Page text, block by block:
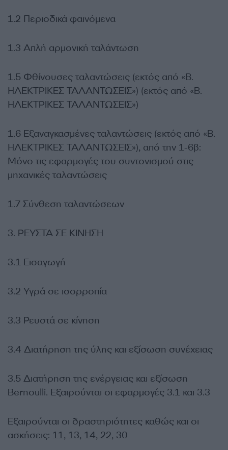
1.2 Περιοδικά φαινόμενα
1.3 Απλή αρμονική ταλάντωση
1.5 Φθίνουσες ταλαντώσεις (εκτός από «Β.
ΗΛΕΚΤΡΙΚΕΣ ΤΑΛΑΝΤΩΣΕΙΣ») (εκτός από «Β.
ΗΛΕΚΤΡΙΚΕΣ ΤΑΛΑΝΤΩΣΕΙΣ»)
1.6 Εξαναγκασμένες ταλαντώσεις (εκτός από «Β.
ΗΛΕΚΤΡΙΚΕΣ ΤΑΛΑΝΤΩΣΕΙΣ»), από την 1-6β:
Μόνο τις εφαρμογές του συντονισμού στις
μηχανικές ταλαντώσεις
1.7 Σύνθεση ταλαντώσεων
3. ΡΕΥΣΤΑ ΣΕ ΚΙΝΗΣΗ
3.1 Εισαγωγή
3.2 Υγρά σε ισορροπία
3.3 Ρευστά σε κίνηση
3.4 Διατήρηση της ύλης και εξίσωση συνέχειας
3.5 Διατήρηση της ενέργειας και εξίσωση
Bernoulli. Εξαιρούνται οι εφαρμογές 3.1 και 3.3
Εξαιρούνται οι δραστηριότητες καθώς και οι
ασκήσεις: 11, 13, 14, 22, 30